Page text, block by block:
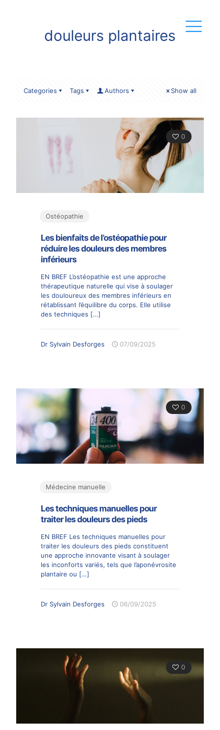
douleurs plantaires
Categories Tags Authors Show all
0
Ostéopathie
Les bienfaits de l’ostéopathie pour
réduire les douleurs des membres
inférieurs
EN BREF L’ostéopathie est une approche
thérapeutique naturelle qui vise à soulager
les douloureux des membres inférieurs en
rétablissant l’équilibre du corps. Elle utilise
des techniques […]
Dr Sylvain Desforges 07/09/2025
0
Médecine manuelle
Les techniques manuelles pour
traiter les douleurs des pieds
EN BREF Les techniques manuelles pour
traiter les douleurs des pieds constituent
une approche innovante visant à soulager
les inconforts variés, tels que l’aponévrosite
plantaire ou […]
Dr Sylvain Desforges 06/09/2025
0